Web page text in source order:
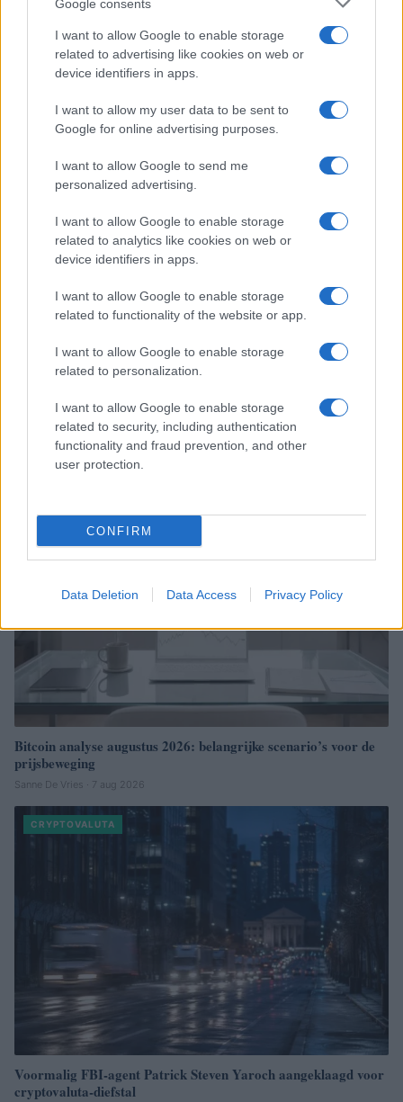
Google consents
I want to allow Google to enable storage
related to advertising like cookies on web or
device identifiers in apps.
I want to allow my user data to be sent to
Google for online advertising purposes.
I want to allow Google to send me
personalized advertising.
I want to allow Google to enable storage
related to analytics like cookies on web or
device identifiers in apps.
I want to allow Google to enable storage
related to functionality of the website or app.
I want to allow Google to enable storage
related to personalization.
I want to allow Google to enable storage
related to security, including authentication
functionality and fraud prevention, and other
user protection.
CONFIRM
Data Deletion Data Access Privacy Policy
Verder lezen
CRYPTOVALUTA
Poetin ondertekent wet die cryptoregulering in Rusland invoert
Sven Bakker · 8 aug 2026
Bitcoin analyse augustus 2026: belangrijke scenario’s voor de
prijsbeweging
Sanne De Vries · 7 aug 2026
CRYPTOVALUTA
Voormalig FBI-agent Patrick Steven Yaroch aangeklaagd voor
cryptovaluta-diefstal